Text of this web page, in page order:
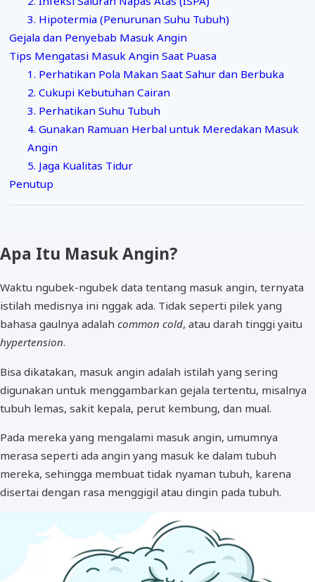
3. Hipotermia (Penurunan Suhu Tubuh)
Gejala dan Penyebab Masuk Angin
Tips Mengatasi Masuk Angin Saat Puasa
1. Perhatikan Pola Makan Saat Sahur dan Berbuka
2. Cukupi Kebutuhan Cairan
3. Perhatikan Suhu Tubuh
4. Gunakan Ramuan Herbal untuk Meredakan Masuk
Angin
5. Jaga Kualitas Tidur
Penutup
Apa Itu Masuk Angin?
Waktu ngubek-ngubek data tentang masuk angin, ternyata
istilah medisnya ini nggak ada. Tidak seperti pilek yang
bahasa gaulnya adalah common cold, atau darah tinggi yaitu
hypertension.
Bisa dikatakan, masuk angin adalah istilah yang sering
digunakan untuk menggambarkan gejala tertentu, misalnya
tubuh lemas, sakit kepala, perut kembung, dan mual.
Pada mereka yang mengalami masuk angin, umumnya
merasa seperti ada angin yang masuk ke dalam tubuh
mereka, sehingga membuat tidak nyaman tubuh, karena
disertai dengan rasa menggigil atau dingin pada tubuh.